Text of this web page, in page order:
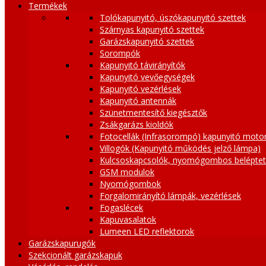
Termékek
Tolókapunyitó, úszókapunyitó szettek
Szárnyas kapunyitó szettek
Garázskapunyitó szettek
Sorompók
Kapunyitó távirányítók
Kapunyitó vevőegységek
Kapunyitó vezérlések
Kapunyitó antennák
Szünetmentesítő kiegésztők
Zsákgarázs kioldók
Fotocellák (Infrasorompó) kapunyitó
Villogók (Kapunyitó működés jelző lámpa)
Kulcsoskapcsolók, nyomógombos
GSM modulok
Nyomógombok
Forgalomirányító lámpák, vezérlések
Fogaslécek
Kapuvasalatok
Lumeen LED reflektorok
Garázskapurugók
Szekcionált garázskapuk